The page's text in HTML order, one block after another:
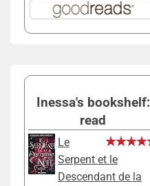
Inessa's bookshelf:
read
Le
Serpent et le
Descendant de la